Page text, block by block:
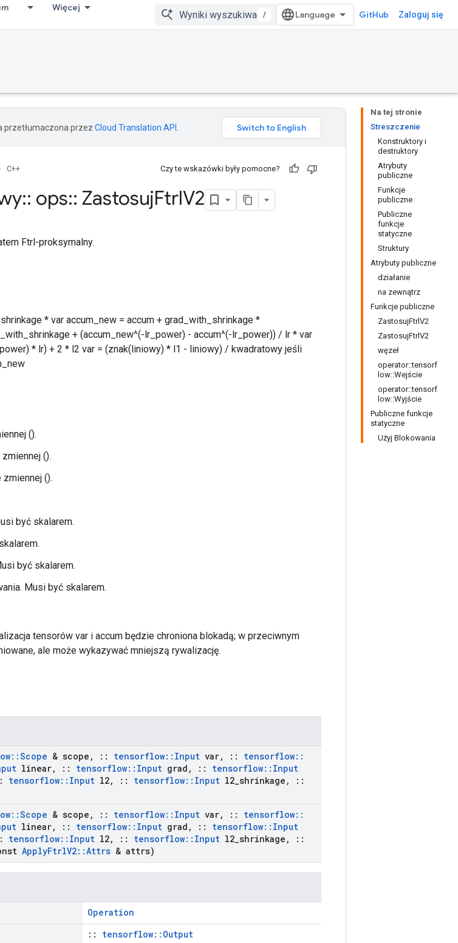
Więcej
/ GitHub Zaloguj się
Na tej stronie
Streszczenie
Konstruktory i
destruktory
Atrybuty
publiczne
Funkcje
publiczne
Publiczne
funkcje
statyczne
Struktury
Atrybuty publiczne
działanie
na zewnątrz
Funkcje publiczne
ZastosujFtrlV2
ZastosujFtrlV2
węzeł
operator::tensorf
low::Wejście
operator::tensorf
low::Wyjście
Publiczne funkcje
statyczne
Użyj Blokowania
przetłumaczona przez Cloud Translation API
C++ Czy te wskazówki były pomocne?
:: ops:: ZastosujFtrlV2
Ftrl-proksymalny.
* var accum_new = accum + grad_with_shrinkage *
+ (accum_new^(-lr_power) - accum^(-lr_power)) / lr * var
* lr) + 2 * l2 var = (znak(liniowy) * l1 - liniowy) / kwadratowy jeśli
().
().
().
być skalarem.
być skalarem.
Musi być skalarem.
tensorów var i accum będzie chroniona blokadą; w przeciwnym
ale może wykazywać mniejszą rywalizację.
::Scope & scope , :: tensorflow:: Input var, :: tensorflow::
linear, :: tensorflow:: Input grad , :: tensorflow:: Input
tensorflow:: Input l2, :: tensorflow:: Input l2 shrinkage ,
::
::Scope & scope , :: tensorflow:: Input var, :: tensorflow::
linear, :: tensorflow:: Input grad , :: tensorflow:: Input
tensorflow:: Input l2, :: tensorflow:: Input l2 shrinkage ,
::
ApplyFtrlV2::Attrs & attrs)
Operation
:: tensorflow::Output